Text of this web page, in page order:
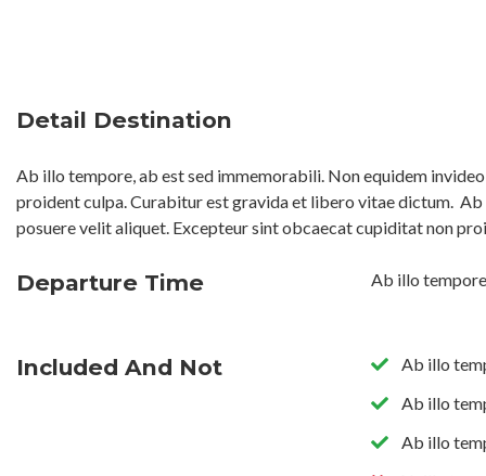
Detail Destination
Ab illo tempore, ab est sed immemorabili. Non equidem
proident culpa. Curabitur est gravida et libero vitae dictum. Ab
posuere velit aliquet. Excepteur sint obcaecat cupiditat non
Departure Time Ab illo
Included And Not
Ab illo
Ab illo
Ab illo